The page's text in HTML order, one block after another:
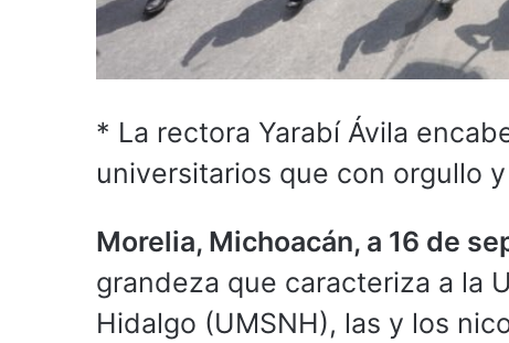
* La rectora Yarabí Ávila
universitarios que con orgullo
Morelia, Michoacán, a 16 de
grandeza que caracteriza a la
Hidalgo (UMSNH), las y los